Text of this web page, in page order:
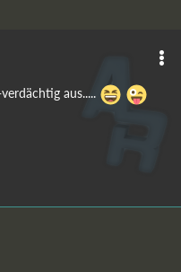
aus.....